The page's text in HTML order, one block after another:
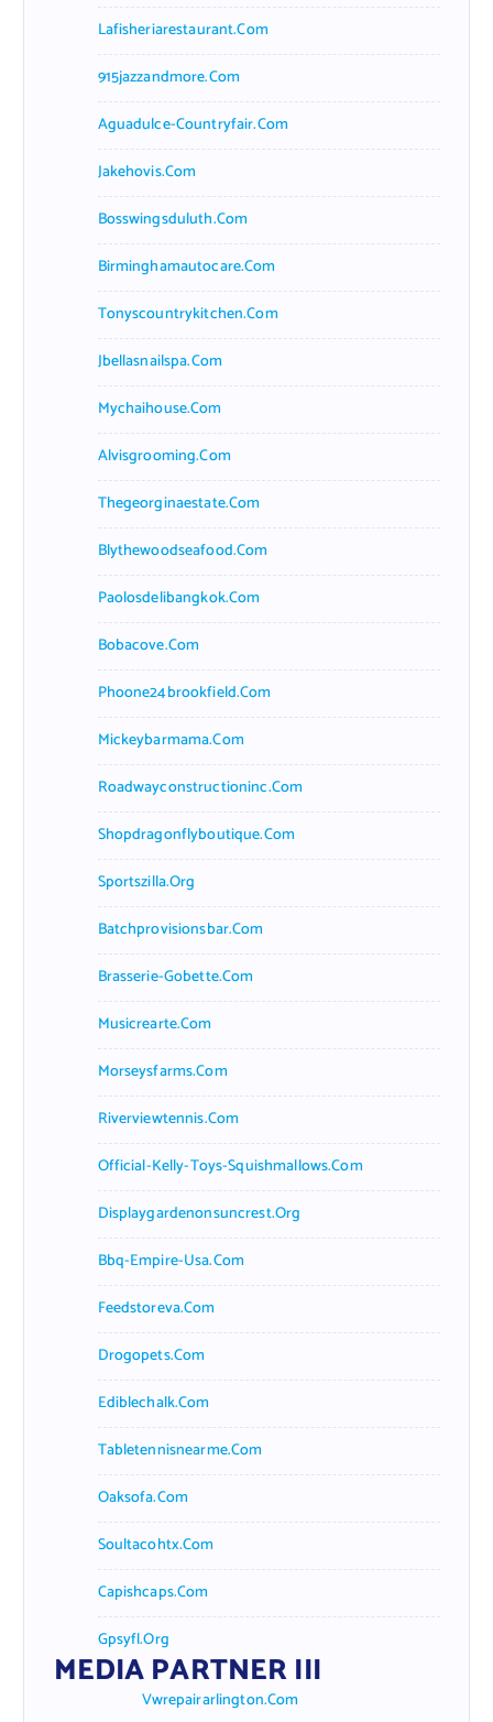
Lafisheriarestaurant.com
915jazzandmore.com
Aguadulce-Countryfair.com
Jakehovis.com
Bosswingsduluth.com
Birminghamautocare.com
Tonyscountrykitchen.com
Jbellasnailspa.com
Mychaihouse.com
Alvisgrooming.com
Thegeorginaestate.com
Blythewoodseafood.com
Paolosdelibangkok.com
Bobacove.com
Phoone24brookfield.com
Mickeybarmama.com
Roadwayconstructioninc.com
Shopdragonflyboutique.com
Sportszilla.org
Batchprovisionsbar.com
Brasserie-Gobette.com
Musicrearte.com
Morseysfarms.com
Riverviewtennis.com
Official-Kelly-Toys-Squishmallows.com
Displaygardenonsuncrest.org
Bbq-Empire-Usa.com
Feedstoreva.com
Drogopets.com
Ediblechalk.com
Tabletennisnearme.com
Oaksofa.com
Soultacohtx.com
Capishcaps.com
Gpsyfl.org
MEDIA PARTNER III
Vwrepairarlington.com